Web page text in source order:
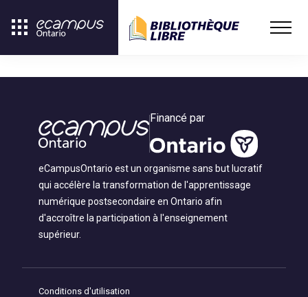
Financé par
eCampusOntario est un organisme sans but lucratif
qui accélère la transformation de l'apprentissage
numérique postsecondaire en Ontario afin
d'accroître la participation à l'enseignement
supérieur.
Conditions d'utilisation